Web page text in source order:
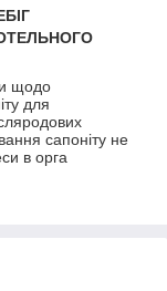
щодо
для
сапоніту не
в орга